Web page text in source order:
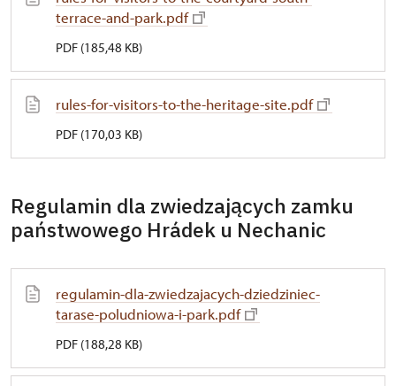
terrace-and-park.pdf
PDF (185,48 KB)
rules-for-visitors-to-the-heritage-site.pdf
PDF (170,03 KB)
Regulamin dla zwiedzających zamku
państwowego Hrádek u Nechanic
regulamin-dla-zwiedzajacych-dziedziniec-
tarase-poludniowa-i-park.pdf
PDF (188,28 KB)